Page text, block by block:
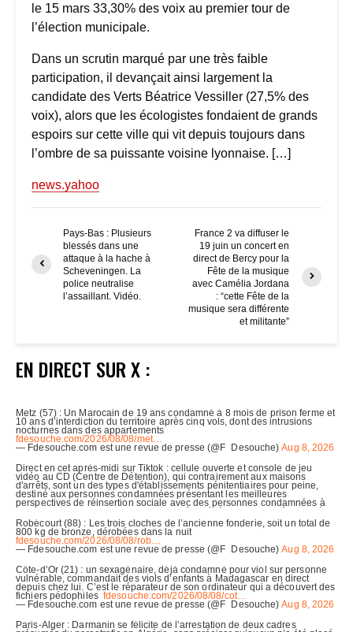
le 15 mars 33,30% des voix au premier tour de
l’élection municipale.
Dans un scrutin marqué par une très faible
participation, il devançait ainsi largement la
candidate des Verts Béatrice Vessiller (27,5% des
voix), alors que les écologistes fondaient de grands
espoirs sur cette ville qui vit depuis toujours dans
l’ombre de sa puissante voisine lyonnaise. […]
news.yahoo
Pays-Bas : Plusieurs
blessés dans une
attaque à la hache à
Scheveningen. La
police neutralise
l’assaillant. Vidéo.
France 2 va diffuser le
19 juin un concert en
direct de Bercy pour la
Fête de la musique
avec Camélia Jordana
: “cette Fête de la
musique sera différente
et militante”
EN DIRECT SUR X :